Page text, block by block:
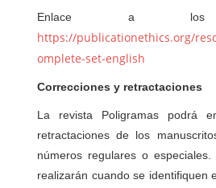
Enlace a los
https://publicationethics.org/
omplete-set-english
Correcciones y retractaciones
La revista Poligramas podrá
retractaciones de los
números regulares o
realizarán cuando se identifiquen